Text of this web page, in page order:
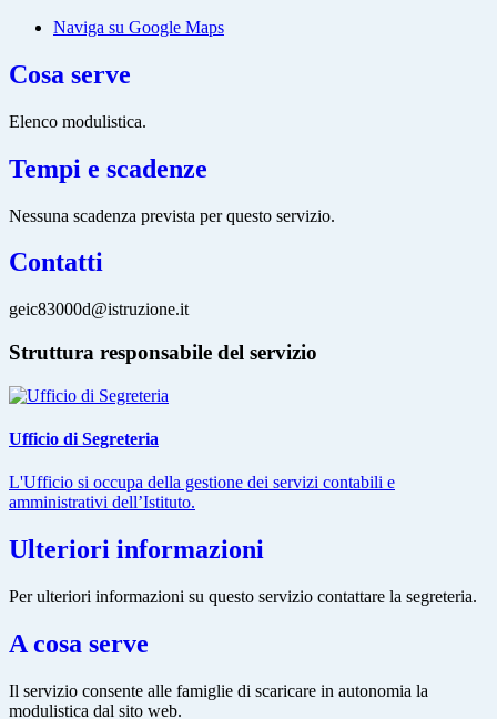
Naviga su Google Maps
Cosa serve
Elenco modulistica.
Tempi e scadenze
Nessuna scadenza prevista per questo servizio.
Contatti
geic83000d@istruzione.it
Struttura responsabile del servizio
Ufficio di Segreteria
L'Ufficio si occupa della gestione dei servizi contabili e
amministrativi dell’Istituto.
Ulteriori informazioni
Per ulteriori informazioni su questo servizio contattare la segreteria.
A cosa serve
Il servizio consente alle famiglie di scaricare in autonomia la
modulistica dal sito web.